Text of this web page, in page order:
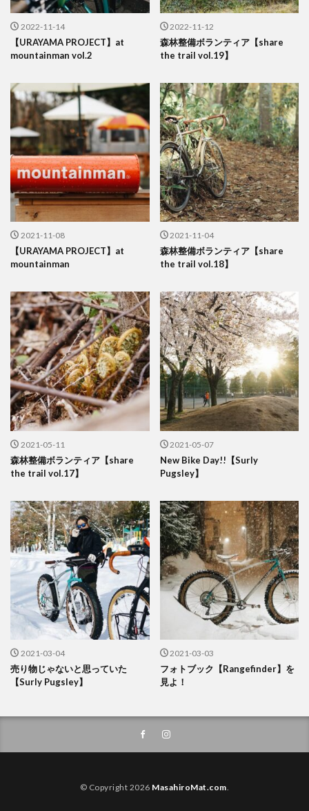
2022-11-14
【URAYAMA PROJECT】at
mountainman vol.2
2022-11-12
森林整備ボランティア【share
the trail vol.19】
2021-11-08
【URAYAMA PROJECT】at
mountainman
2021-11-04
森林整備ボランティア【share
the trail vol.18】
2021-05-11
森林整備ボランティア【share
the trail vol.17】
2021-05-07
New Bike Day!!【Surly
Pugsley】
2021-03-04
売り物じゃないと思っていた
【Surly Pugsley】
2021-03-03
フォトブック【Rangefinder】を
見よ！
© Copyright 2026 MasahiroMat.com.